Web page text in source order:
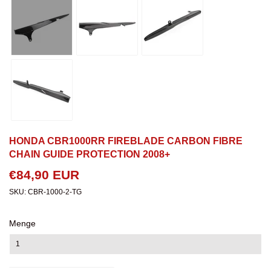
HONDA CBR1000RR FIREBLADE CARBON FIBRE
CHAIN GUIDE PROTECTION 2008+
€84,90 EUR
EUR
SKU: CBR-1000-2-TG
Menge